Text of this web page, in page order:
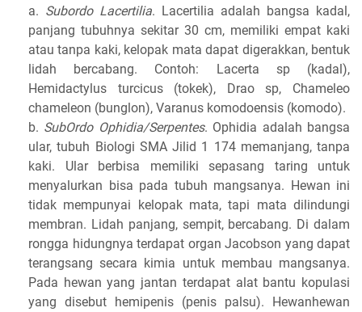
a. Subordo Lacertilia. Lacertilia adalah bangsa kadal,
panjang tubuhnya sekitar 30 cm, memiliki empat kaki
atau tanpa kaki, kelopak mata dapat digerakkan, bentuk
lidah bercabang. Contoh: Lacerta sp (kadal),
Hemidactylus turcicus (tokek), Drao sp, Chameleo
chameleon (bunglon), Varanus komodoensis (komodo).
b. SubOrdo Ophidia/Serpentes. Ophidia adalah bangsa
ular, tubuh Biologi SMA Jilid 1 174 memanjang, tanpa
kaki. Ular berbisa memiliki sepasang taring untuk
menyalurkan bisa pada tubuh mangsanya. Hewan ini
tidak mempunyai kelopak mata, tapi mata dilindungi
membran. Lidah panjang, sempit, bercabang. Di dalam
rongga hidungnya terdapat organ Jacobson yang dapat
terangsang secara kimia untuk membau mangsanya.
Pada hewan yang jantan terdapat alat bantu kopulasi
yang disebut hemipenis (penis palsu). Hewanhewan